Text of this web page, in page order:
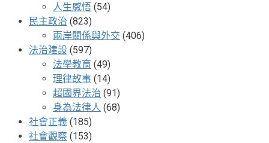
人生感悟 (54)
民主政治 (823)
兩岸關係與外交 (406)
法治建設 (597)
法學教育 (49)
理律故事 (14)
超國界法治 (91)
身為法律人 (68)
社會正義 (185)
社會觀察 (153)